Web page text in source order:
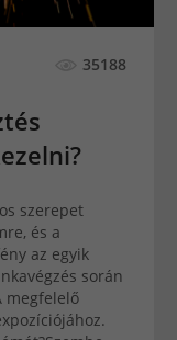
35188
szerepet
és a
az egyik
során
megfelelő